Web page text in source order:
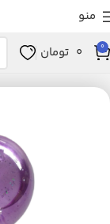
منو
0
0 تومان
خانه زیبایی و سلامت